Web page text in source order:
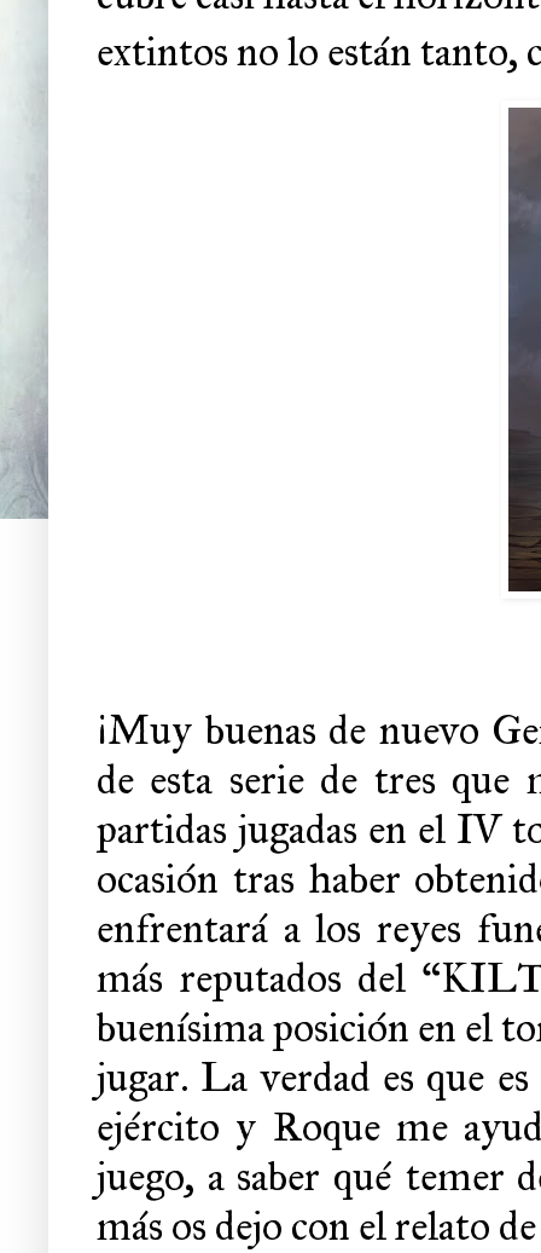
extintos no lo están tanto,
¡Muy buenas de nuevo
de esta serie de tres que
partidas jugadas en el IV
ocasión tras haber
enfrentará a los reyes
más reputados del
buenísima posición en el
jugar. La verdad es que
ejército y Roque me
juego, a saber qué temer
más os dejo con el relato